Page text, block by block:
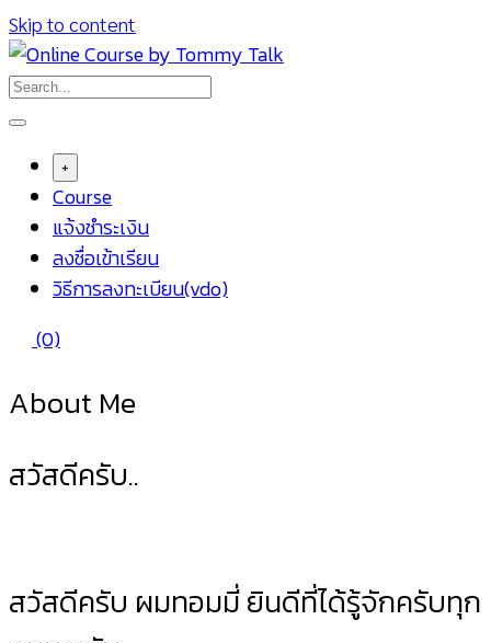
Skip to content
+
Course
แจ้งชำระเงิน
ลงชื่อเข้าเรียน
วิธีการลงทะเบียน(vdo)
(0)
About Me
สวัสดีครับ..
สวัสดีครับ ผมทอมมี่ ยินดีที่ได้รู้จักครับทุก